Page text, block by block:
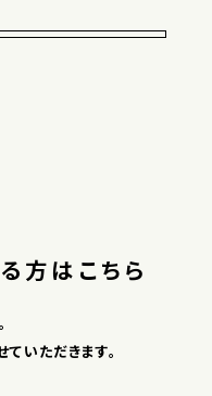
方はこちら
いただきます。